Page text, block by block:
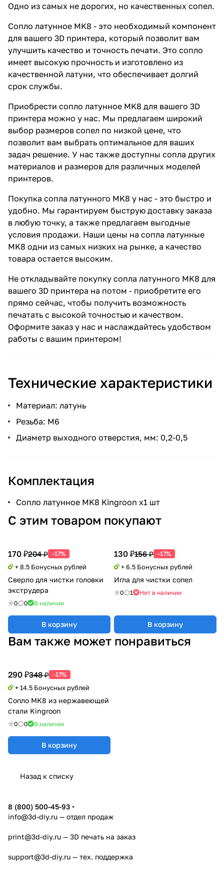
Одно из самых не дорогих, но качественных сопел.
Сопло латунное MK8 - это необходимый компонент
для вашего 3D принтера, который позволит вам
улучшить качество и точность печати. Это сопло
имеет высокую прочность и изготовлено из
качественной латуни, что обеспечивает долгий
срок службы.
Приобрести сопло латунное MK8 для вашего 3D
принтера можно у нас. Мы предлагаем широкий
выбор размеров сопел по низкой цене, что
позволит вам выбрать оптимальное для ваших
задач решение. У нас также доступны сопла других
материалов и размеров для различных моделей
принтеров.
Покупка сопла латунного MK8 у нас - это быстро и
удобно. Мы гарантируем быструю доставку заказа
в любую точку, а также предлагаем выгодные
условия продажи. Наши цены на сопла латунные
MK8 одни из самых низких на рынке, а качество
товара остается высоким.
Не откладывайте покупку сопла латунного MK8 для
вашего 3D принтера на потом - приобретите его
прямо сейчас, чтобы получить возможность
печатать с высокой точностью и качеством.
Оформите заказ у нас и наслаждайтесь удобством
работы с вашим принтером!
Технические характеристики
Материал: латунь
Резьба: М6
Диаметр выходного отверстия, мм: 0,2-0,5
Комплектация
Сопло латунное MK8 Kingroon x1 шт
С этим товаром покупают
170 ₽204 ₽ -17%
+ 8.5 Бонусных рублей
Сверло для чистки головки
экструдера
0 0 В наличии
В корзину
130 ₽156 ₽ -17%
+ 6.5 Бонусных рублей
Игла для чистки сопел
0 1 Нет в наличии
В корзину
Вам также может понравиться
290 ₽348 ₽ -17%
+ 14.5 Бонусных рублей
Сопло MK8 из нержавеющей
стали Kingroon
0 0 В наличии
В корзину
Назад к списку
8 (800) 500-45-93
info@3d-diy.ru — отдел продаж
print@3d-diy.ru — 3D печать на заказ
support@3d-diy.ru — тех. поддержка